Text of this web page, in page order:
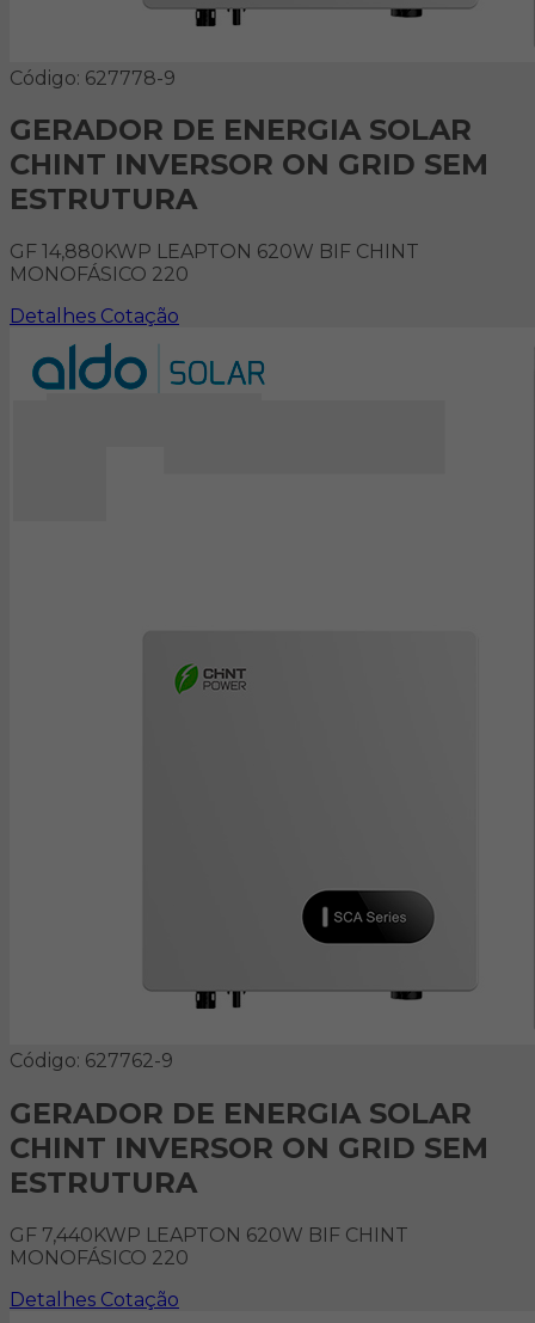
Código: 627778-9
GERADOR DE ENERGIA SOLAR
CHINT INVERSOR ON GRID SEM
ESTRUTURA
GF 14,880KWP LEAPTON 620W BIF CHINT
MONOFÁSICO 220
Detalhes Cotação
Código: 627762-9
GERADOR DE ENERGIA SOLAR
CHINT INVERSOR ON GRID SEM
ESTRUTURA
GF 7,440KWP LEAPTON 620W BIF CHINT
MONOFÁSICO 220
Detalhes Cotação